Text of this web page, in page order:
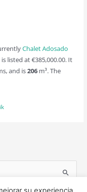
Chalet Adosado
listed at €385,000.00. It
and is206 m³. The
su experiencia.